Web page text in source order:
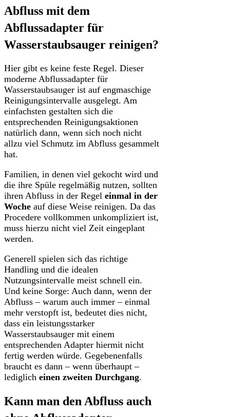
Abfluss mit dem
Abflussadapter für
Wasserstaubsauger reinigen?
Hier gibt es keine feste Regel. Dieser
moderne Abflussadapter für
Wasserstaubsauger ist auf engmaschige
Reinigungsintervalle ausgelegt. Am
einfachsten gestalten sich die
entsprechenden Reinigungsaktionen
natürlich dann, wenn sich noch nicht
allzu viel Schmutz im Abfluss gesammelt
hat.
Familien, in denen viel gekocht wird und
die ihre Spüle regelmäßig nutzen, sollten
ihren Abfluss in der Regel einmal in der
Woche auf diese Weise reinigen. Da das
Procedere vollkommen unkompliziert ist,
muss hierzu nicht viel Zeit eingeplant
werden.
Generell spielen sich das richtige
Handling und die idealen
Nutzungsintervalle meist schnell ein.
Und keine Sorge: Auch dann, wenn der
Abfluss – warum auch immer – einmal
mehr verstopft ist, bedeutet dies nicht,
dass ein leistungsstarker
Wasserstaubsauger mit einem
entsprechenden Adapter hiermit nicht
fertig werden würde. Gegebenenfalls
braucht es dann – wenn überhaupt –
lediglich einen zweiten Durchgang.
Kann man den Abfluss auch